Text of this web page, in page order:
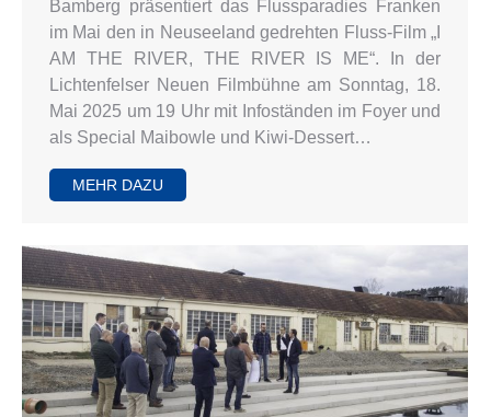
Bamberg präsentiert das Flussparadies Franken
im Mai den in Neuseeland gedrehten Fluss-Film „I
AM THE RIVER, THE RIVER IS ME“. In der
Lichtenfelser Neuen Filmbühne am Sonntag, 18.
Mai 2025 um 19 Uhr mit Infoständen im Foyer und
als Special Maibowle und Kiwi-Dessert…
MEHR DAZU